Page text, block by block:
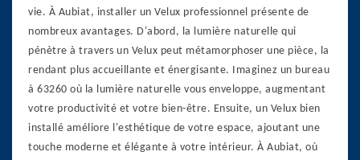
vie. À Aubiat, installer un Velux professionnel présente de
nombreux avantages. D'abord, la lumière naturelle qui
pénètre à travers un Velux peut métamorphoser une pièce, la
rendant plus accueillante et énergisante. Imaginez un bureau
à 63260 où la lumière naturelle vous enveloppe, augmentant
votre productivité et votre bien-être. Ensuite, un Velux bien
installé améliore l'esthétique de votre espace, ajoutant une
touche moderne et élégante à votre intérieur. À Aubiat, où